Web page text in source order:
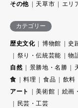
その他
天草市 エリ
カテゴリー
歴史文化 博物館 史
祭り・伝統芸能
物
自然
景勝地・名勝
食
料理 食品 飲料
アート
美術館 絵画
民芸・工芸